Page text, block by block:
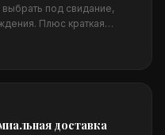
под свидание,
Плюс краткая
цветов.
доставка